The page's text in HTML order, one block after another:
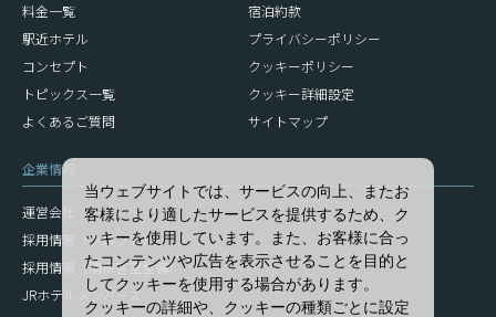
料金一覧
駅近ホテル
コンセプト
トピックス一覧
よくあるご質問
宿泊約款
プライバシーポリシー
クッキーポリシー
クッキー詳細設定
サイトマップ
企業情報
運営会社
採用情報（フロント）
採用情報（清掃客室整備）
JRホテルメンバーズ
当ウェブサイトでは、サービスの向上、またお
客様により適したサービスを提供するため、ク
ッキーを使用しています。また、お客様に合っ
たコンテンツや広告を表示させることを目的と
してクッキーを使用する場合があります。
クッキーの詳細や、クッキーの種類ごとに設定